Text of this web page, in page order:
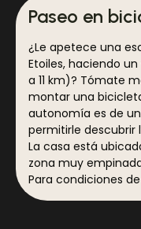
Paseo en
¿Le apetece una
Etoiles, haciendo
a 11 km)? Tómate
montar una
autonomía es de
permitirle descubrir
La casa está
zona muy
Para condiciones